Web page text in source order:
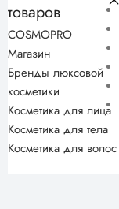
товаров
COSMOPRO
Магазин
Бренды люксовой
косметики
Косметика для лица
Косметика для тела
Косметика для волос